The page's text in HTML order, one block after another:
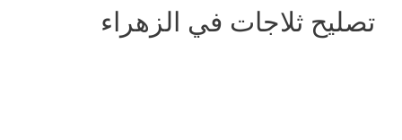
تصليح ثلاجات في الزهراء